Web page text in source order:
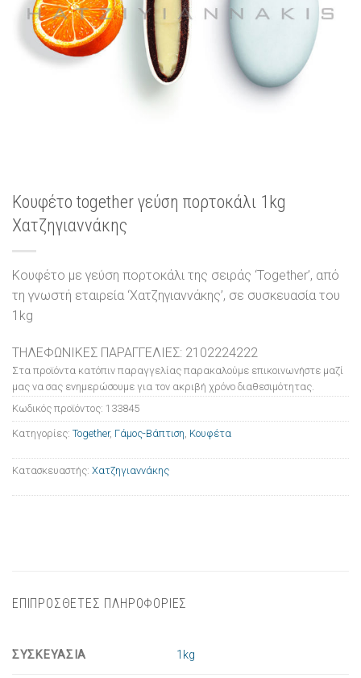
Κουφέτο together γεύση πορτοκάλι 1kg
Χατζηγιαννάκης
Κουφέτο με γεύση πορτοκάλι της σειράς ‘Together’, από
τη γνωστή εταιρεία ‘Χατζηγιαννάκης’, σε συσκευασία του
1kg
ΤΗΛΕΦΩΝΙΚΕΣ ΠΑΡΑΓΓΕΛΙΕΣ: 2102224222
Στα προϊόντα κατόπιν παραγγελίας παρακαλούμε επικοινωνήστε μαζί
μας να σας ενημερώσουμε για τον ακριβή χρόνο διαθεσιμότητας.
Κωδικός προϊόντος: 133845
Κατηγορίες: Together, Γάμος-Βάπτιση Κουφέτα
Κατασκευαστής: Χατζηγιαννάκης
ΕΠΙΠΡΟΣΘΕΤΕΣ ΠΛΗΡΟΦΟΡΙΕΣ
ΣΥΣΚΕΥΑΣΙΑ 1kg